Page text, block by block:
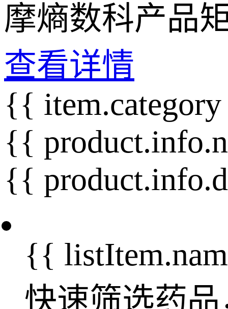
摩熵数科产品
查看详情
{{
{{
{{
{{
快速筛选药